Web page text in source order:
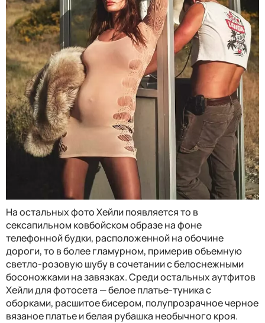
На остальных фото Хейли появляется то в
сексапильном ковбойском образе на фоне
телефонной будки, расположенной на обочине
дороги, то в более гламурном, примерив объемную
светло-розовую шубу в сочетании с белоснежными
босоножками на завязках. Среди остальных аутфитов
Хейли для фотосета — белое платье-туника с
оборками, расшитое бисером, полупрозрачное черное
вязаное платье и белая рубашка необычного кроя.